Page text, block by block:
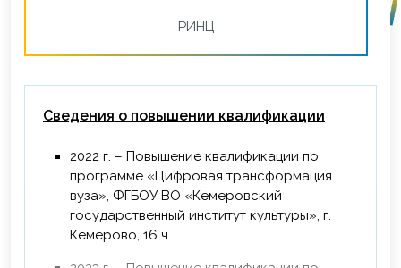
РИНЦ
Сведения о повышении квалификации
2022 г. – Повышение квалификации по
программе «Цифровая трансформация
вуза», ФГБОУ ВО «Кемеровский
государственный институт культуры», г.
Кемерово, 16 ч.